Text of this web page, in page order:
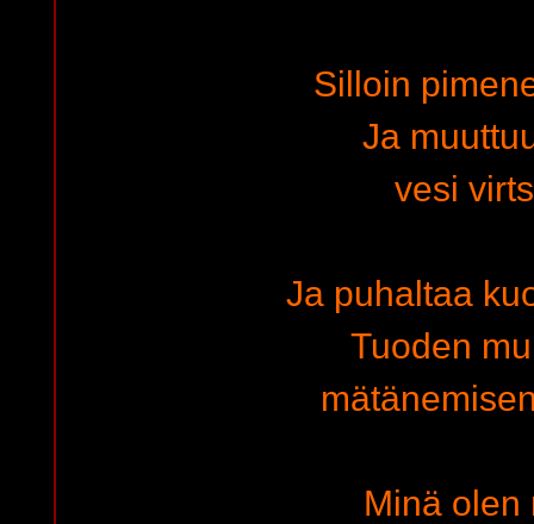
Silloin
Ja
vesi
Ja puhaltaa
Tuoden
Minä olen